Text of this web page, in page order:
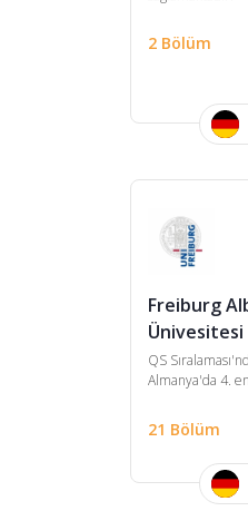
2 Bölüm
Freiburg
Ünivesitesi
QS
Almanya'da 4.
21 Bölüm